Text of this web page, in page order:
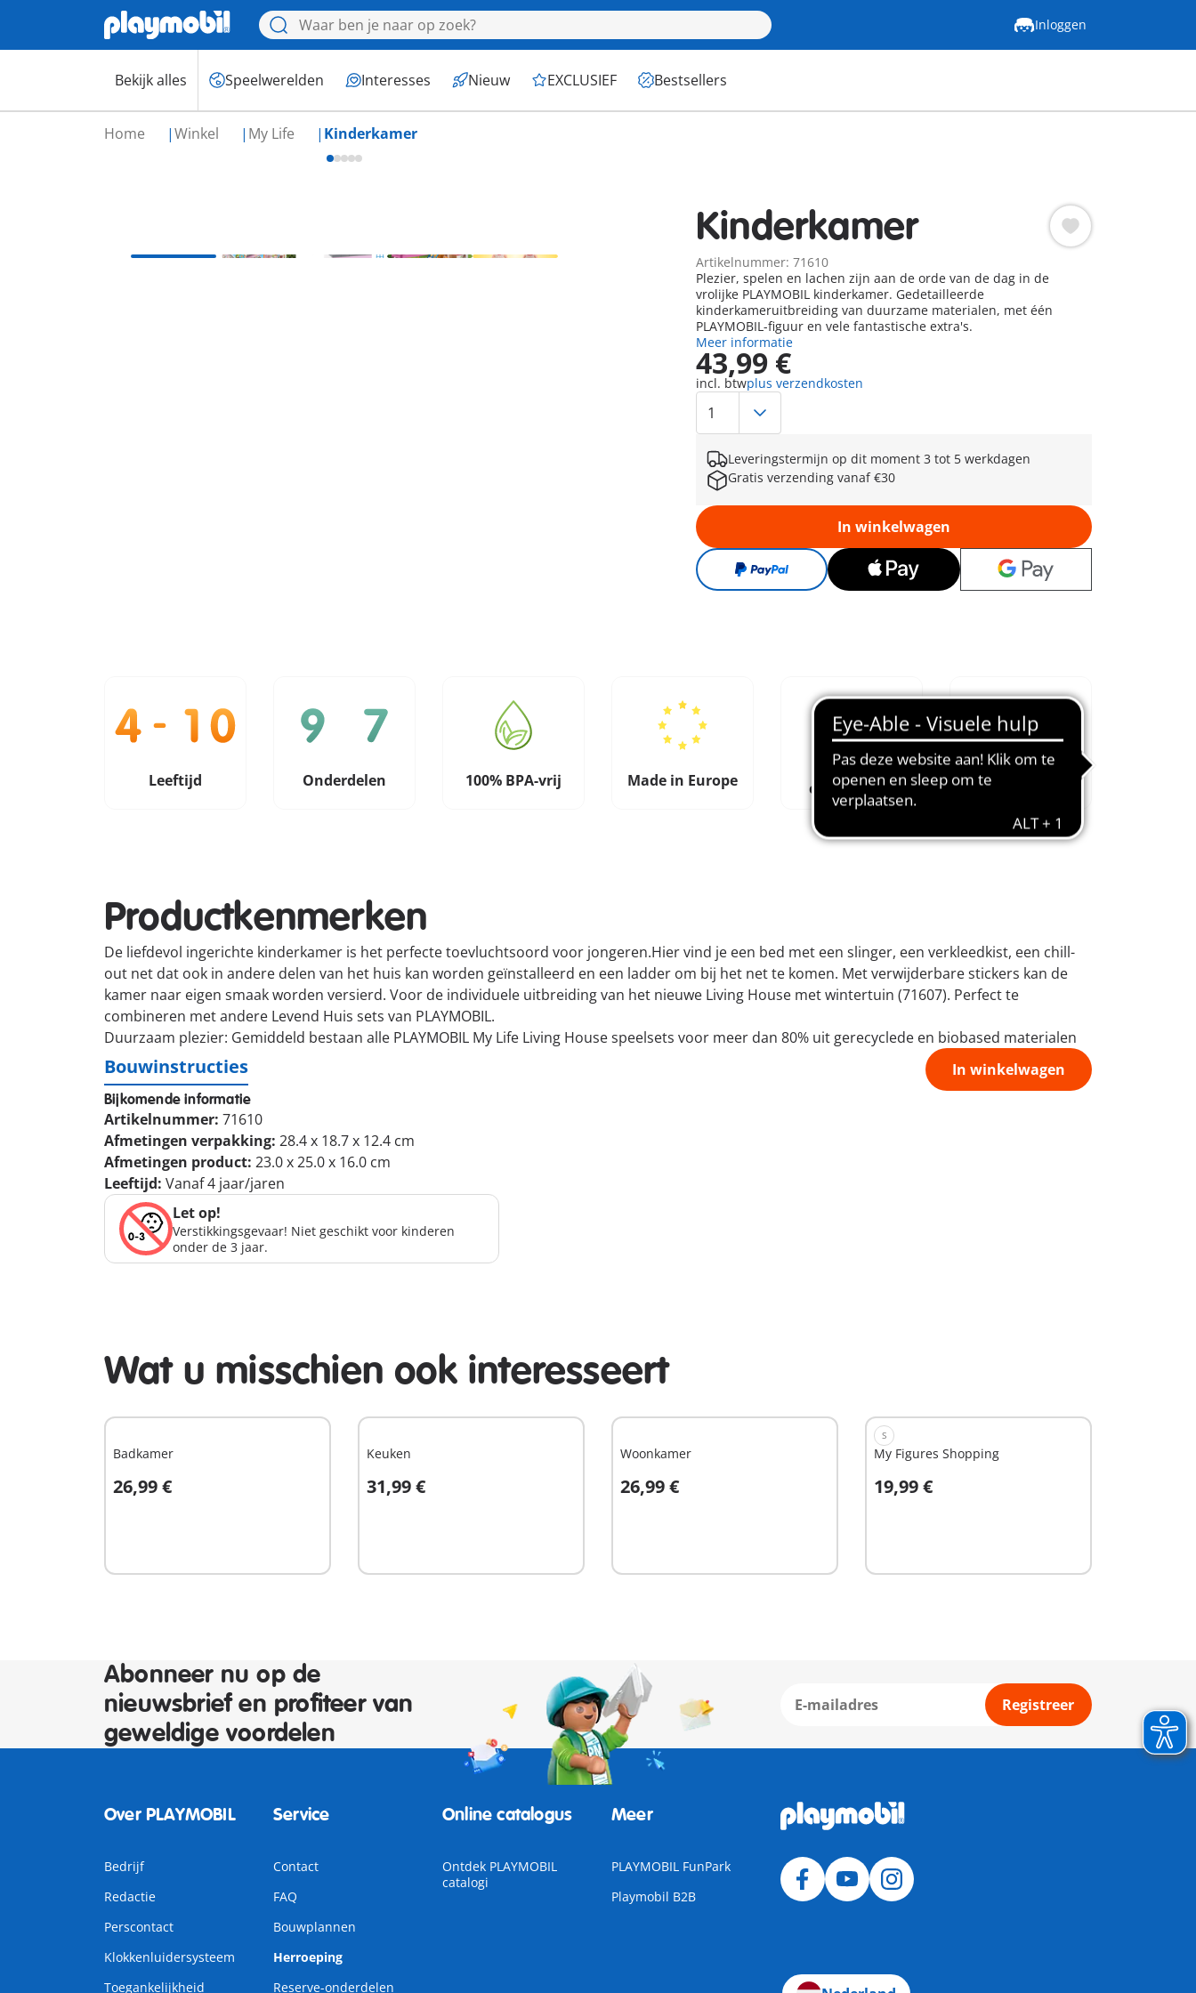
Inloggen
Bekijk alles Speelwerelden Interesses Nieuw EXCLUSIEF Bestsellers
Home Winkel My Life Kinderkamer
Kinderkamer
Artikelnummer: 71610
Plezier, spelen en lachen zijn aan de orde van de dag in de
vrolijke PLAYMOBIL kinderkamer. Gedetailleerde
kinderkameruitbreiding van duurzame materialen, met één
PLAYMOBIL-figuur en vele fantastische extra's.
Meer informatie
43,99 €
incl. btwplus verzendkosten
Leveringstermijn op dit moment 3 tot 5 werkdagen
Gratis verzending vanaf €30
In winkelwagen
Leeftijd Onderdelen 100% BPA-vrij Made in Europe
Creatief te
combineren
Educatieve
meerwaarde
Productkenmerken
De liefdevol ingerichte kinderkamer is het perfecte toevluchtsoord voor jongeren.Hier vind je een bed met een slinger, een verkleedkist, een chill-
out net dat ook in andere delen van het huis kan worden geïnstalleerd en een ladder om bij het net te komen. Met verwijderbare stickers kan de
kamer naar eigen smaak worden versierd. Voor de individuele uitbreiding van het nieuwe Living House met wintertuin (71607). Perfect te
combineren met andere Levend Huis sets van PLAYMOBIL.
Duurzaam plezier: Gemiddeld bestaan alle PLAYMOBIL My Life Living House speelsets voor meer dan 80% uit gerecyclede en biobased materialen
In winkelwagen
Bouwinstructies
Bijkomende informatie
Artikelnummer: 71610
Afmetingen verpakking: 28.4 x 18.7 x 12.4 cm
Afmetingen product: 23.0 x 25.0 x 16.0 cm
Leeftijd: Vanaf 4 jaar/jaren
Let op!
Verstikkingsgevaar! Niet geschikt voor kinderen
onder de 3 jaar.
Wat u misschien ook interesseert
Badkamer
26,99 €
In winkelwagen
Keuken
31,99 €
In winkelwagen
Woonkamer
26,99 €
In winkelwagen
S
My Figures Shopping
19,99 €
In winkelwagen
Abonneer nu op de
nieuwsbrief en profiteer van
geweldige voordelen
Registreer
Over PLAYMOBIL
Bedrijf
Redactie
Perscontact
Klokkenluidersysteem
Toegankelijkheid
Service
Contact
FAQ
Bouwplannen
Herroeping
Reserve-onderdelen
Online catalogus
Ontdek PLAYMOBIL
catalogi
Meer
PLAYMOBIL FunPark
Playmobil B2B